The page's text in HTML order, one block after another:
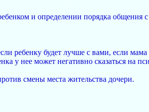
и определении порядка общения
ребенку будет лучше с вами, если
у нее может негативно сказаться на
смены места жительства дочери.